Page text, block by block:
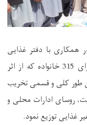
همکاری با دفتر غذایی
جهان و سازمان بین المللی مهاجرت، برای 315 خانواده که از اثر
طور کلی و قسمی تخریب
روسای ادارات محلی و
غذایی توزیع نمود.